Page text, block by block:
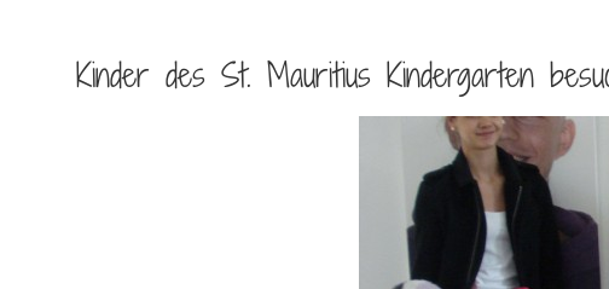
Kinder des St. Mauritius Kindergarten